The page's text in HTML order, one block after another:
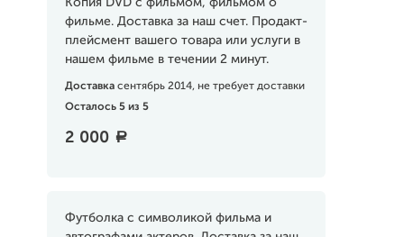
Копия DVD с фильмом, фильмом о
фильме. Доставка за наш счет. Продакт-
плейсмент вашего товара или услуги в
нашем фильме в течении 2 минут.
Доставка сентябрь 2014, не требует доставки
Осталось 5 из 5
2 000 a
Футболка с символикой фильма и